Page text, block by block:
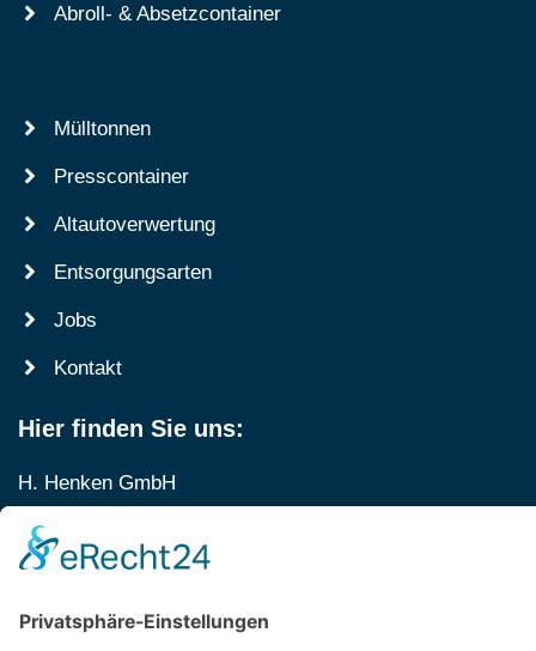
Abroll- & Absetzcontainer
Mülltonnen
Presscontainer
Altautoverwertung
Entsorgungsarten
Jobs
Kontakt
Hier finden Sie uns:
H. Henken GmbH
Jadestraße 8
Annahmestelle: Elbestraße 17